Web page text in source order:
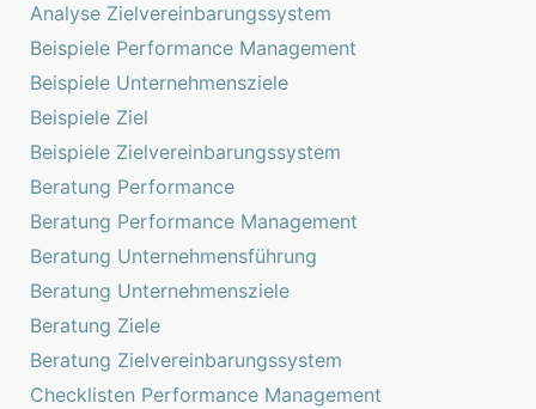
Analyse Zielvereinbarungssystem
Beispiele Performance Management
Beispiele Unternehmensziele
Beispiele Ziel
Beispiele Zielvereinbarungssystem
Beratung Performance
Beratung Performance Management
Beratung Unternehmensführung
Beratung Unternehmensziele
Beratung Ziele
Beratung Zielvereinbarungssystem
Checklisten Performance Management